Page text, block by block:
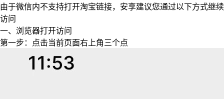
由于微信内不支持打开淘宝链接，安享建议您通过以下方式继续
访问
一、浏览器打开访问
第一步：点击当前页面右上角三个点